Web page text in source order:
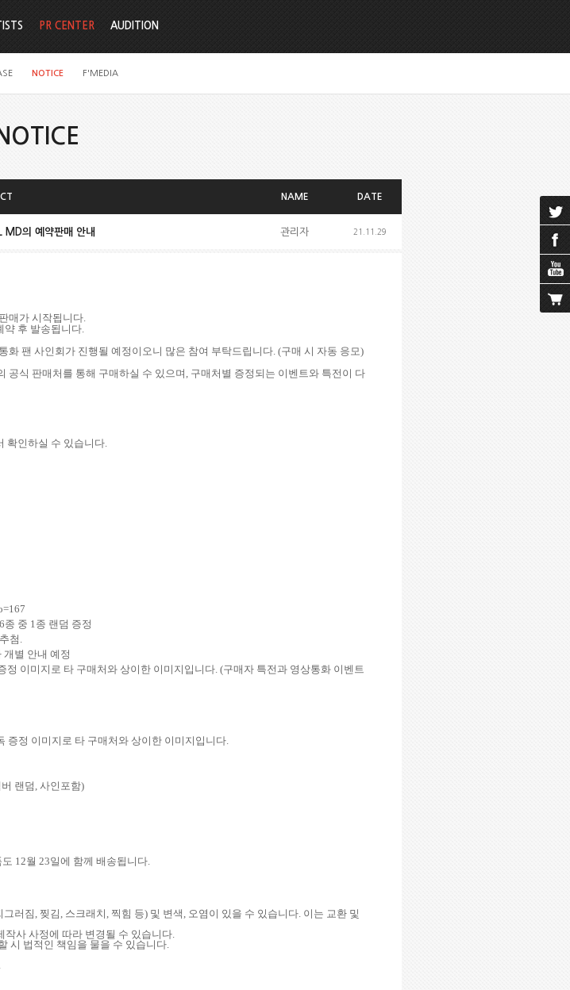
PR CENTER
NOTICE F'MEDIA
AUDITION
NAME DATE
MD의 예약판매 안내 관리자 21.11.29
매가 시작됩니다.
약 후 발송됩니다.
화 팬 사인회가 진행될 예정이오니 많은 참여 부탁드립니다. (구매 시 자동 응모)
공식 판매처를 통해 구매하실 수 있으며 , 구매처별 증정되는 이벤트와 특전이 다
확인하실 수 있습니다.
6종 중 1종 랜덤 증정
첨.
개별 안내 예정
정 이미지로 타 구매처와 상이한 이미지입니다. (구매자 특전과 영상통화 이벤트
증정 이미지로 타 구매처와 상이한 이미지입니다.
랜덤 , 사인포함)
12월 23일에 함께 배송됩니다.
그러짐 , 찢김 , 스크래치 , 찍힘 등) 및 변색 , 오염이 있을 수 있습니다. 이는 교환 및
작사 사정에 따라 변경될 수 있습니다.
시 법적인 책임을 물을 수 있습니다.
.